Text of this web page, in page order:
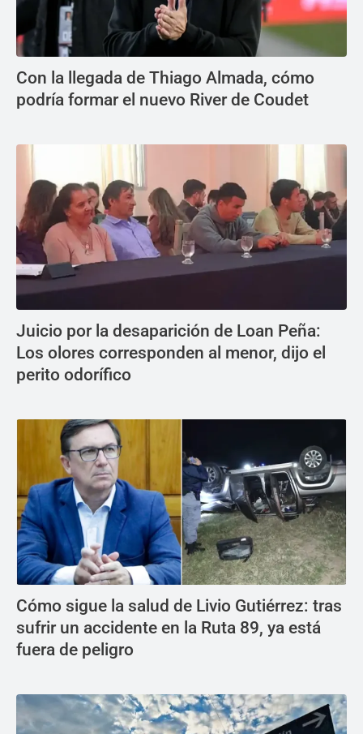
Con la llegada de Thiago Almada, cómo
podría formar el nuevo River de Coudet
Juicio por la desaparición de Loan Peña:
Los olores corresponden al menor, dijo el
perito odorífico
Cómo sigue la salud de Livio Gutiérrez: tras
sufrir un accidente en la Ruta 89, ya está
fuera de peligro